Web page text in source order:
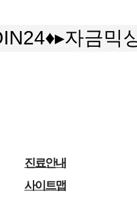
자금믹
진료안내
사이트맵